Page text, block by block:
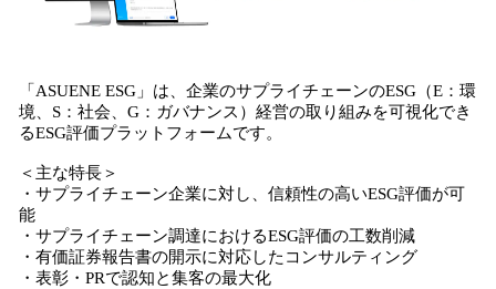
「ASUENE ESG」は、企業のサプライチェーンのESG（E：環
境、S：社会、G：ガバナンス）経営の取り組みを可視化でき
るESG評価プラットフォームです。
＜主な特長＞
・サプライチェーン企業に対し、信頼性の高いESG評価が可
能
・サプライチェーン調達におけるESG評価の工数削減
・有価証券報告書の開示に対応したコンサルティング
・表彰・PRで認知と集客の最大化